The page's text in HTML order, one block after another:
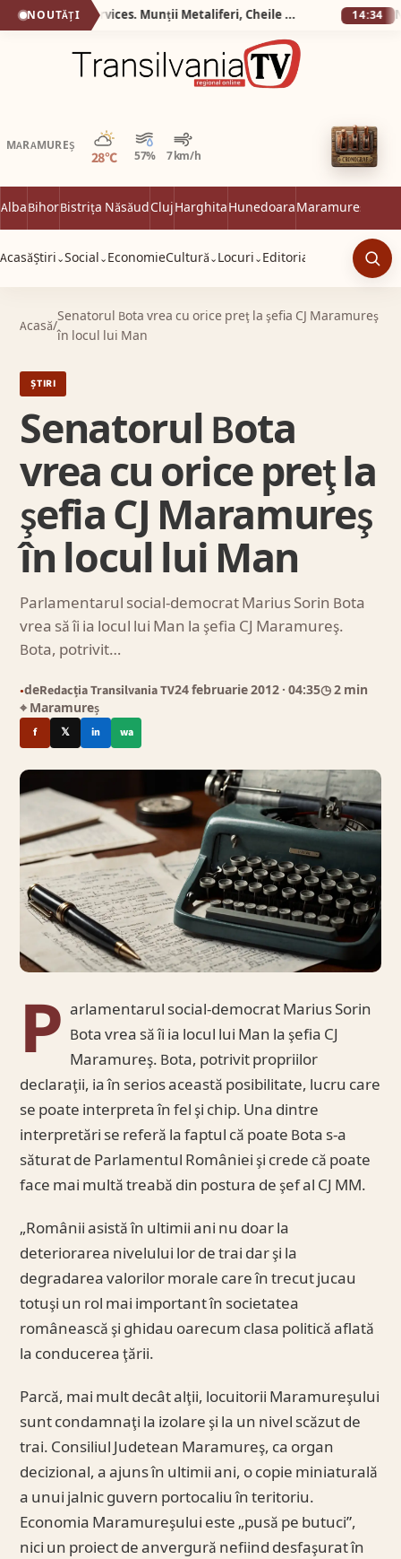
NOUTĂȚI Silva Logistic Services. Munții Metaliferi, Cheile Cipului, Almașu Mare, o călătorie spre inima de piatră și verdeață a Apusenilor. 14:34
MARAMUREȘ
28°C 57% 7 km/h
Parțial noros
AlbaBihorBistrița NăsăudClujHarghitaHunedoaraMaramureș
AcasăȘtiri ⌄Social ⌄ EconomieCultură ⌄ Locuri ⌄ Editorial
Acasă/
Senatorul Bota vrea cu orice preţ la şefia CJ Maramureş
în locul lui Man
ȘTIRI
Senatorul Bota
vrea cu orice preţ la
şefia CJ Maramureş
în locul lui Man
Parlamentarul social-democrat Marius Sorin Bota
vrea să îi ia locul lui Man la şefia CJ Maramureş.
Bota, potrivit…
●deRedacția Transilvania TV24 februarie 2012 · 04:35◷ 2 min
⌖ Maramureș
f 𝕏 in wa
P arlamentarul social-democrat Marius Sorin
Bota vrea să îi ia locul lui Man la şefia CJ
Maramureş. Bota, potrivit propriilor
declaraţii, ia în serios această posibilitate, lucru care
se poate interpreta în fel şi chip. Una dintre
interpretări se referă la faptul că poate Bota s-a
săturat de Parlamentul României şi crede că poate
face mai multă treabă din postura de şef al CJ MM.
„Românii asistă în ultimii ani nu doar la
deteriorarea nivelului lor de trai dar şi la
degradarea valorilor morale care în trecut jucau
totuşi un rol mai important în societatea
românească şi ghidau oarecum clasa politică aflată
la conducerea ţării.
Parcă, mai mult decât alţii, locuitorii Maramureşului
sunt condamnaţi la izolare şi la un nivel scăzut de
trai. Consiliul Judetean Maramureş, ca organ
decizional, a ajuns în ultimii ani, o copie miniaturală
a unui jalnic guvern portocaliu în teritoriu.
Economia Maramureşului este „pusă pe butuci”,
nici un proiect de anvergură nefiind desfaşurat în